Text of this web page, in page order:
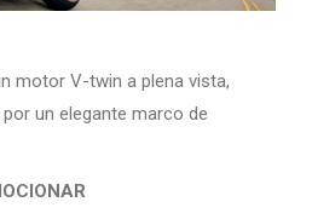
motor V-twin a plena vista,
un elegante marco de